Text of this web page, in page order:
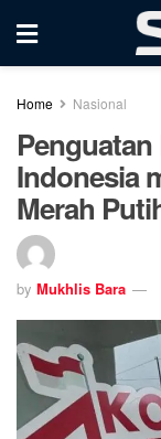
Home Nasional
Indonesia
Merah
by Mukhlis Bara